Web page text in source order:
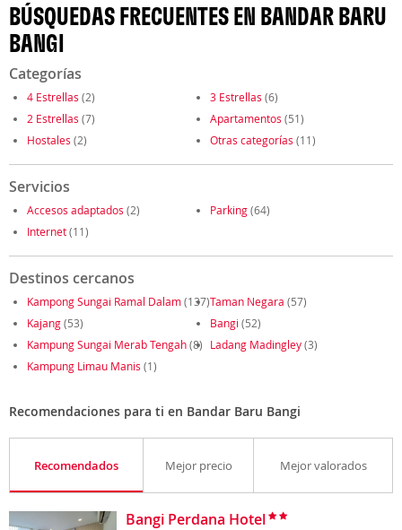
BÚSQUEDAS FRECUENTES EN BANDAR BARU
BANGI
Categorías
4 Estrellas (2) 3 Estrellas (6)
2 Estrellas (7) Apartamentos (51)
Hostales (2) Otras categorías (11)
Servicios
Accesos adaptados (2) Parking(64)
Internet(11)
Destinos cercanos
Kampong Sungai Ramal Dalam(137)Taman Negara (57)
Kajang(53) Bangi (52)
Kampung Sungai Merab Tengah(8) Ladang Madingley(3)
Kampung Limau Manis (1)
Recomendaciones para ti en Bandar Baru Bangi
Recomendados Mejor precio Mejor valorados
Bangi Perdana Hotel